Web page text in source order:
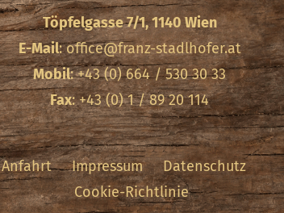
Töpfelgasse 7/1, 1140 Wien
E-Mail:office@franz-stadlhofer.at
Mobil: +43 (0) 664 / 530 30 33
Fax: +43 (0) 1 / 89 20 114
Anfahrt Impressum
Datenschutz
Cookie-Richtlinie